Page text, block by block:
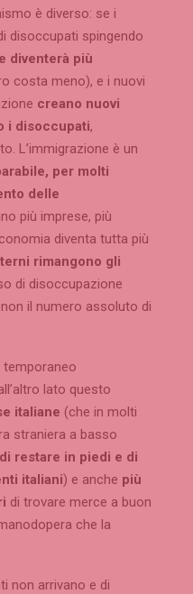
è diverso: se i
disoccupati spingendo
diventerà più
costa meno), e i nuovi
creano nuovi
i disoccupati,
L’immigrazione è un
per molti
delle
più imprese, più
diventa tutta più
rimangono gli
di disoccupazione
il numero assoluto di
temporaneo
lato questo
italiane (che in molti
straniera a basso
restare in piedi e di
italiani) e anche più
di trovare merce a buon
che la
non arrivano e di